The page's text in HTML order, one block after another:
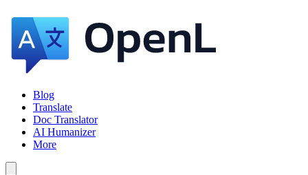
Blog
Translate
Doc Translator
AI Humanizer
More